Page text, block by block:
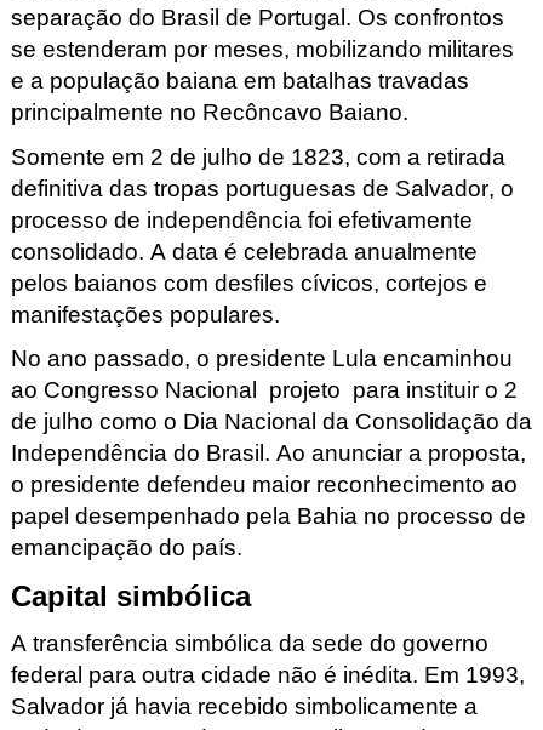
separação do Brasil de Portugal. Os confrontos
se estenderam por meses, mobilizando militares
e a população baiana em batalhas travadas
principalmente no Recôncavo Baiano.
Somente em 2 de julho de 1823, com a retirada
definitiva das tropas portuguesas de Salvador, o
processo de independência foi efetivamente
consolidado. A data é celebrada anualmente
pelos baianos com desfiles cívicos, cortejos e
manifestações populares.
No ano passado, o presidente Lula encaminhou
ao Congresso Nacional projeto para instituir o 2
de julho como o Dia Nacional da Consolidação da
Independência do Brasil . Ao anunciar a proposta,
o presidente defendeu maior reconhecimento ao
papel desempenhado pela Bahia no processo de
emancipação do país.
Capital simbólica
A transferência simbólica da sede do governo
federal para outra cidade não é inédita. Em 1993,
Salvador já havia recebido simbolicamente a